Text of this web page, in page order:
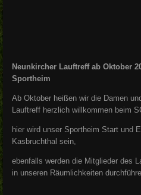
Neunkircher Lauftreff ab Oktober
Sportheim
Ab Oktober heißen wir die Damen
Lauftreff herzlich willkommen beim
hier wird unser Sportheim Start und
Kasbruchthal sein,
ebenfalls werden die Mitglieder des
in unseren Räumlichkeiten